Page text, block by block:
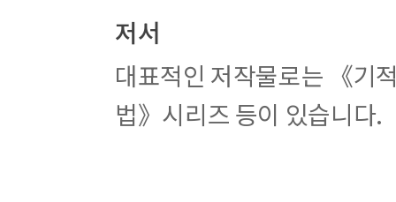
ACT 42 원에 내접하는 사각형
ACT 44 접선과 현이 이루는 각
ACT 46 원에서의 비례 관계
저서
대표적인 저작물로는 《기
법》시리즈 등이 있습니다.